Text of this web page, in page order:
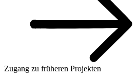
Zugang zu früheren Projekten